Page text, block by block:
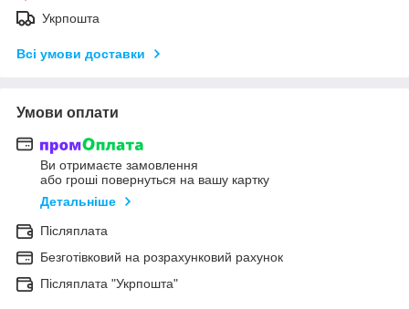
Укрпошта
Всі умови доставки
Умови оплати
Ви отримаєте замовлення
або гроші повернуться на вашу картку
Детальніше
Післяплата
Безготівковий на розрахунковий рахунок
Післяплата "Укрпошта"